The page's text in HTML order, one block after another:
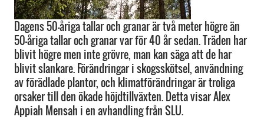
Dagens 50-åriga tallar och granar är två meter högre än
50-åriga tallar och granar var för 40 år sedan. Träden har
blivit högre men inte grövre, man kan säga att de har
blivit slankare. Förändringar i skogsskötsel, användning
av förädlade plantor, och klimatförändringar är troliga
orsaker till den ökade höjdtillväxten. Detta visar Alex
Appiah Mensah i en avhandling från SLU.